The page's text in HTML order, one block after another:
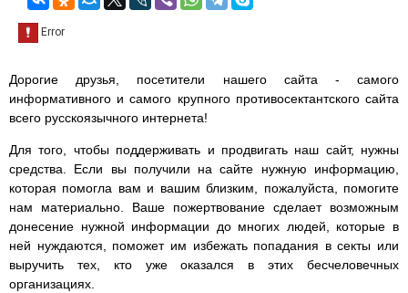
Дорогие друзья, посетители нашего сайта - самого
информативного и самого крупного противосектантского сайта
всего русскоязычного интернета!
Для того, чтобы поддерживать и продвигать наш сайт, нужны
средства. Если вы получили на сайте нужную информацию,
которая помогла вам и вашим близким, пожалуйста, помогите
нам материально. Ваше пожертвование сделает возможным
донесение нужной информации до многих людей, которые в
ней нуждаются, поможет им избежать попадания в секты или
выручить тех, кто уже оказался в этих бесчеловечных
организациях.